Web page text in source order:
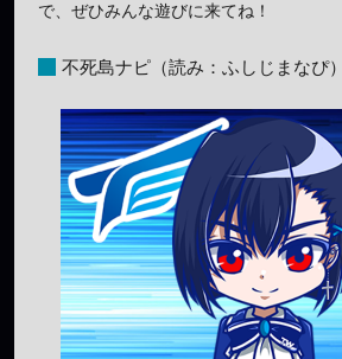
で、ぜひみんな遊びに来てね！
不死島ナピ（読み：ふしじまなぴ）